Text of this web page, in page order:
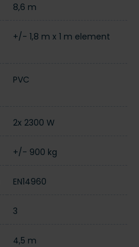
8,6 m
+/- 1,8 m x 1 m element
PVC
2x 2300 W
+/- 900 kg
EN14960
3
4,5 m